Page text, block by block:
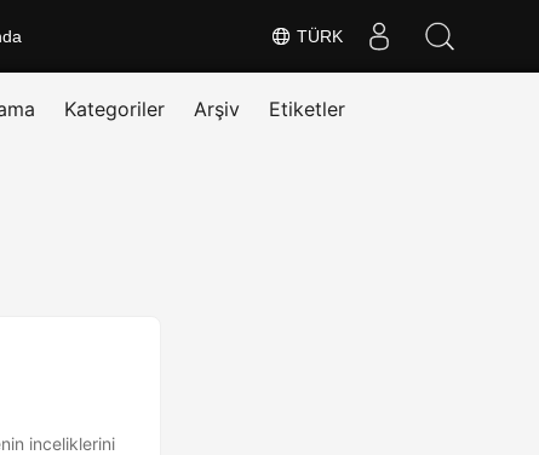
TÜRK
Kategoriler Arşiv Etiketler
inceliklerini